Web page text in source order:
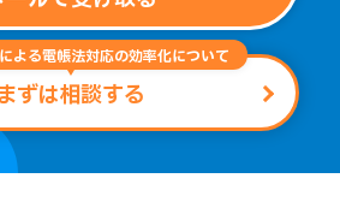
よる電帳法対応の効率化について
まずは相談する